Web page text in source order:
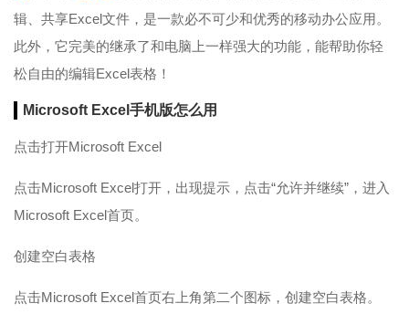
辑、共享Excel文件，是一款必不可少和优秀的移动办公应用。
此外，它完美的继承了和电脑上一样强大的功能，能帮助你轻
松自由的编辑Excel表格！
Microsoft Excel手机版怎么用
点击打开Microsoft Excel
点击Microsoft Excel打开，出现提示，点击“允许并继续”，进入
Microsoft Excel首页。
创建空白表格
点击Microsoft Excel首页右上角第二个图标，创建空白表格。